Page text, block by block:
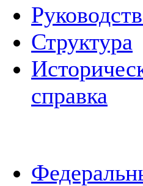
Структура
справка